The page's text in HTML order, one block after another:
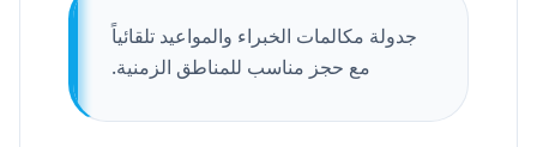
جدولة مكالمات الخبراء والمواعيد تلقائياً
مع حجز مناسب للمناطق الزمنية.